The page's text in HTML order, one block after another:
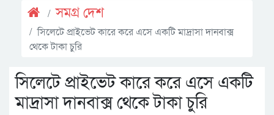
সমগ্র দেশ
সিলেটে প্রাইভেট কারে করে এসে একটি মাদ্রাসা দানবাক্স
থেকে টাকা চুরি
সিলেটে প্রাইভেট কারে করে এসে একটি
মাদ্রাসা দানবাক্স থেকে টাকা চুরি